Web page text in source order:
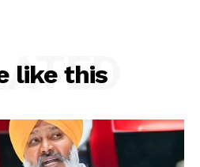
like this